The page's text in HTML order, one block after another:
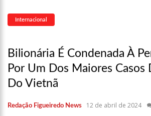
13:15 Nattan revela problema de saúde e
dos palcos
para assalto
Internacional
Bilionária É Condenada À
Por Um Dos Maiores Casos
Do Vietnã
Redação Figueiredo News 12 de abril de 2024